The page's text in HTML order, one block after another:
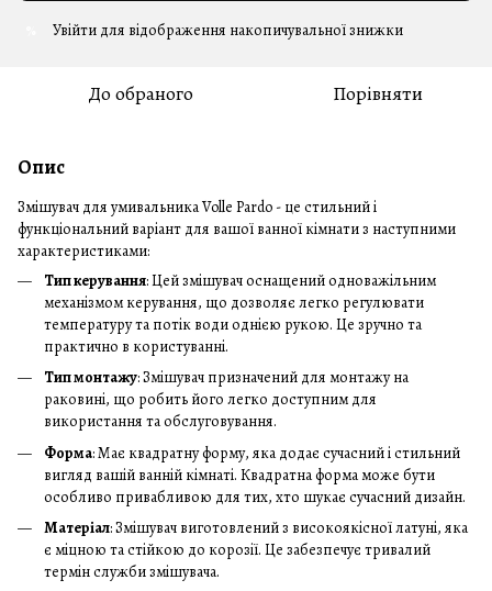
Увійти для відображення накопичувальної знижки
До обраного Порівняти
Опис
Змішувач для умивальника Volle Pardo - це стильний і
функціональний варіант для вашої ванної кімнати з наступними
характеристиками:
Тип керування: Цей змішувач оснащений одноважільним
механізмом керування, що дозволяє легко регулювати
температуру та потік води однією рукою. Це зручно та
практично в користуванні.
Тип монтажу: Змішувач призначений для монтажу на
раковині, що робить його легко доступним для
використання та обслуговування.
Форма: Має квадратну форму, яка додає сучасний і стильний
вигляд вашій ванній кімнаті. Квадратна форма може бути
особливо привабливою для тих, хто шукає сучасний дизайн.
Матеріал: Змішувач виготовлений з високоякісної латуні, яка
є міцною та стійкою до корозії. Це забезпечує тривалий
термін служби змішувача.